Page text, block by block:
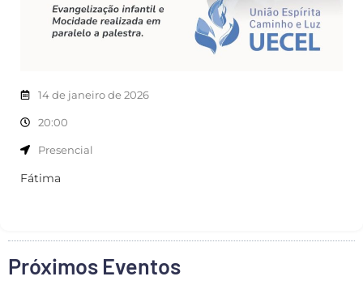
14 de janeiro de 2026
20:00
Presencial
Fátima
Próximos Eventos